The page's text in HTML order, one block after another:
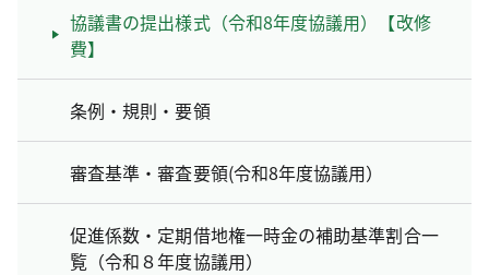
協議書の提出様式（令和8年度協議用）【改修
費】
条例・規則・要領
審査基準・審査要領(令和8年度協議用）
促進係数・定期借地権一時金の補助基準割合一
覧（令和８年度協議用）